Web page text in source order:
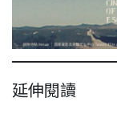
延伸閱讀